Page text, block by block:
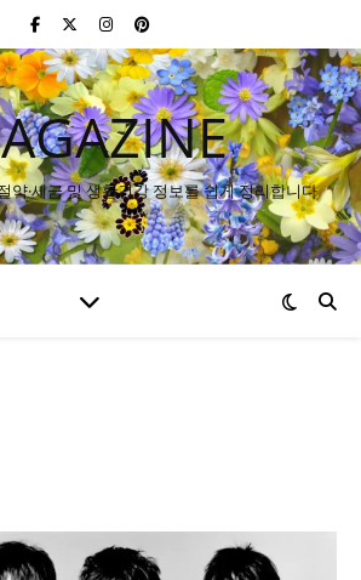
약·세금 및 생활건강 정보를 쉽게 정리합니다